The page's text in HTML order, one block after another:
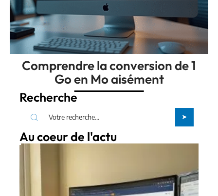
Comprendre la conversion de 1
Go en Mo aisément
Recherche
Au coeur de l'actu